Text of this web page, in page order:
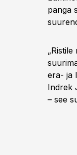
panga
era- ja
Indrek
– see